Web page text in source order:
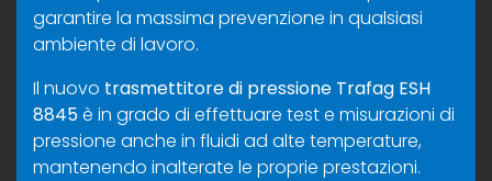
garantire la massima prevenzione in qualsiasi
ambiente di lavoro.
Il nuovo trasmettitore di pressione Trafag ESH
8845è in grado di effettuare test e misurazioni di
pressione anche in fluidi ad alte temperature,
mantenendo inalterate le proprie prestazioni.